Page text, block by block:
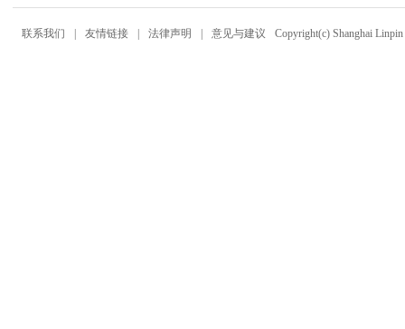
联系我们 友情链接 法律声明 意见与建议 Copyright(c) Shanghai Linpin